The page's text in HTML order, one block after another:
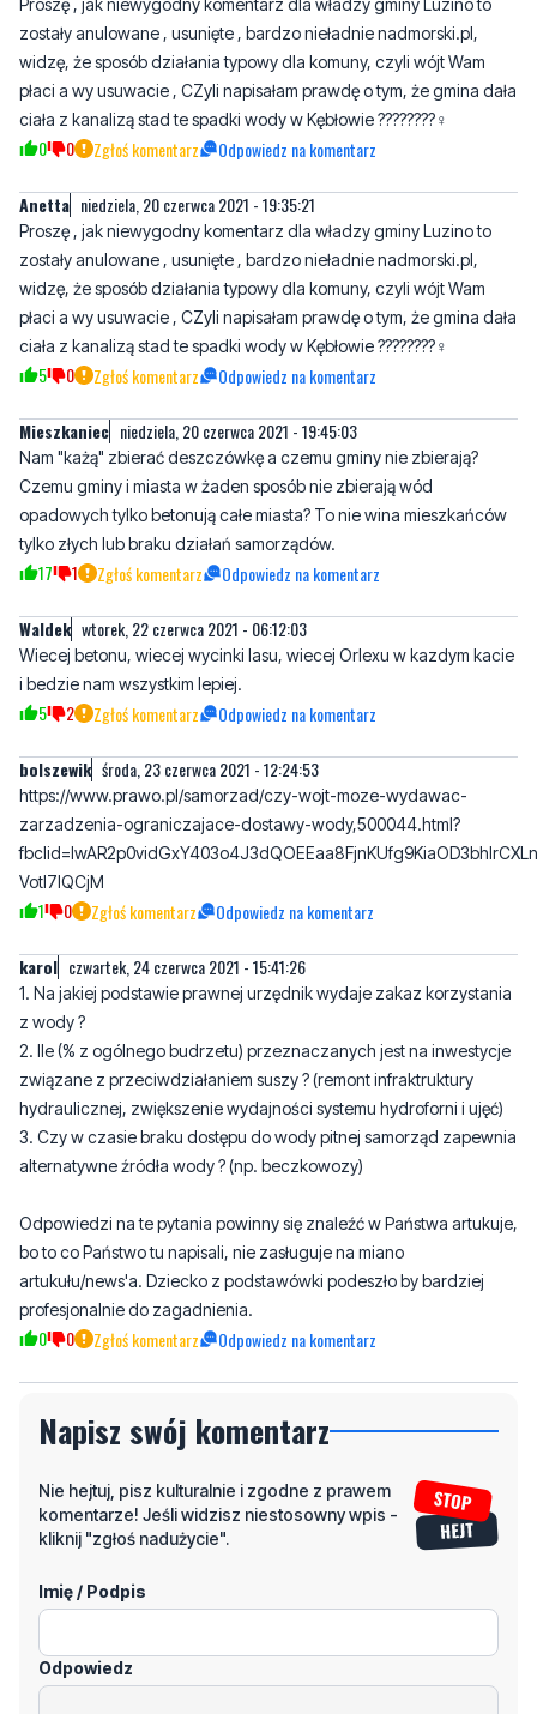
13 4 Zgłoś komentarz Odpowiedz na komentarz
Anetta niedziela, 20 czerwca 2021 - 19:34:39
Proszę , jak niewygodny komentarz dla władzy gminy Luzino to
zostały anulowane , usunięte , bardzo nieładnie nadmorski.pl,
widzę, że sposób działania typowy dla komuny, czyli wójt Wam
ciała z kanalizą stad te spadki wody w Kębłowie ????????‍♀️
0 0 Zgłoś komentarz Odpowiedz na komentarz
Anetta niedziela, 20 czerwca 2021 - 19:35:21
Proszę , jak niewygodny komentarz dla władzy gminy Luzino to
zostały anulowane , usunięte , bardzo nieładnie nadmorski.pl,
widzę, że sposób działania typowy dla komuny, czyli wójt Wam
ciała z kanalizą stad te spadki wody w Kębłowie ????????‍♀️
5 0 Zgłoś komentarz Odpowiedz na komentarz
Mieszkaniec niedziela, 20 czerwca 2021 - 19:45:03
Nam "każą" zbierać deszczówkę a czemu gminy nie zbierają?
Czemu gminy i miasta w żaden sposób nie zbierają wód
tylko złych lub braku działań samorządów.
17 1 Zgłoś komentarz Odpowiedz na komentarz
Waldek wtorek, 22 czerwca 2021 - 06:12:03
i bedzie nam wszystkim lepiej.
5 2 Zgłoś komentarz Odpowiedz na komentarz
bolszewik środa, 23 czerwca 2021 - 12:24:53
https://www.prawo.pl/samorzad/czy-wojt-moze-wydawac-
zarzadzenia-ograniczajace-dostawy-wody,500044.html?
VotI7IQCjM
1 0 Zgłoś komentarz Odpowiedz na komentarz
karol czwartek, 24 czerwca 2021 - 15:41:26
1. Na jakiej podstawie prawnej urzędnik wydaje zakaz korzystania
z wody ?
2. Ile (% z ogólnego budrzetu) przeznaczanych jest na inwestycje
związane z przeciwdziałaniem suszy ? (remont infraktruktury
3. Czy w czasie braku dostępu do wody pitnej samorząd zapewnia
alternatywne źródła wody ? (np. beczkowozy)
Odpowiedzi na te pytania powinny się znaleźć w Państwa artukuje,
bo to co Państwo tu napisali, nie zasługuje na miano
0 0 Zgłoś komentarz Odpowiedz na komentarz
Napisz swój komentarz
komentarze! Jeśli widzisz niestosowny wpis -
Imię / Podpis